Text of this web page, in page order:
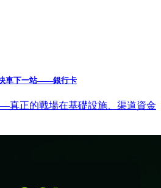
車下一站——銀行卡
真正的戰場在基礎設施、渠道資金